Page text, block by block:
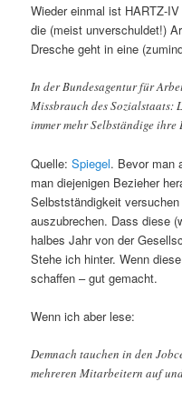
Wieder einmal ist HARTZ-
die (meist unverschuldet!)
Dresche geht in eine
In der Bundesagentur für
Missbrauch des Sozialstaats:
immer mehr Selbständige
Quelle:Spiegel. Bevor man
man diejenigen Bezieher
Selbstständigkeit
auszubrechen. Dass diese
halbes Jahr von der
Stehe ich hinter. Wenn
schaffen – gut gemacht.
Wenn ich aber lese:
Demnach tauchen in den
mehreren Mitarbeitern auf